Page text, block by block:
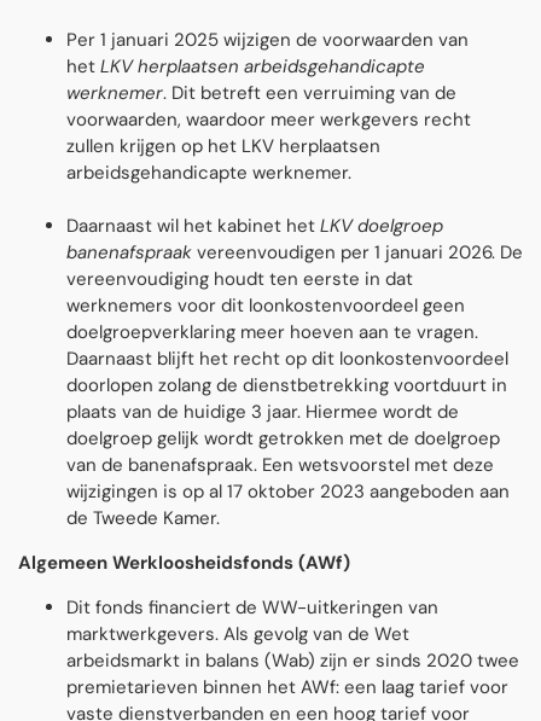
Per 1 januari 2025 wijzigen de voorwaarden van
het LKV herplaatsen arbeidsgehandicapte
werknemer. Dit betreft een verruiming van de
voorwaarden, waardoor meer werkgevers recht
zullen krĳgen op het LKV herplaatsen
arbeidsgehandicapte werknemer.
Daarnaast wil het kabinet het LKV doelgroep
banenafspraak vereenvoudigen per 1 januari 2026. De
vereenvoudiging houdt ten eerste in dat
werknemers voor dit loonkostenvoordeel geen
doelgroepverklaring meer hoeven aan te vragen.
Daarnaast blijft het recht op dit loonkostenvoordeel
doorlopen zolang de dienstbetrekking voortduurt in
plaats van de huidige 3 jaar. Hiermee wordt de
doelgroep gelĳk wordt getrokken met de doelgroep
van de banenafspraak. Een wetsvoorstel met deze
wĳzigingen is op al 17 oktober 2023 aangeboden aan
de Tweede Kamer.
Algemeen Werkloosheidsfonds (AWf)
Dit fonds financiert de WW-uitkeringen van
marktwerkgevers. Als gevolg van de Wet
arbeidsmarkt in balans (Wab) zĳn er sinds 2020 twee
premietarieven binnen het AWf: een laag tarief voor
vaste dienstverbanden en een hoog tarief voor